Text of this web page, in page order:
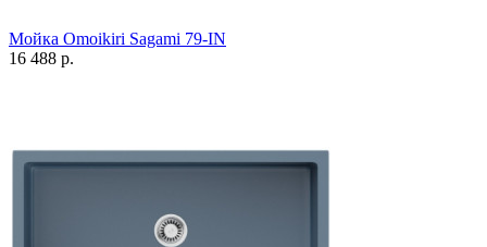
Мойка Omoikiri Sagami 79-IN
16 488 р.